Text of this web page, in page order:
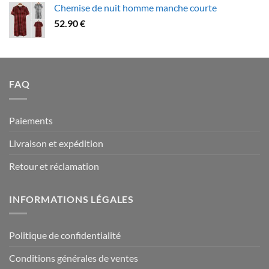
79.90 €
Chemise de nuit homme manche courte
52.90€
FAQ
Paiements
Livraison et expédition
Retour et réclamation
INFORMATIONS LÉGALES
Politique de confidentialité
Conditions générales de ventes